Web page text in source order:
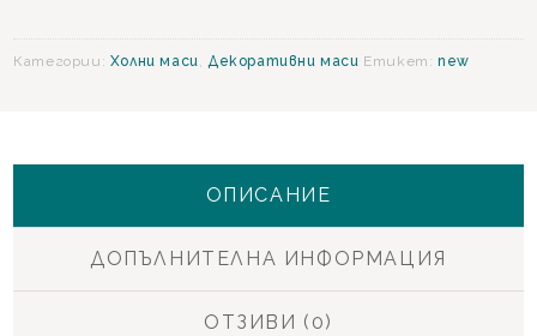
Категории: Холни маси,Декоративни маси Етикет:new
ОПИСАНИЕ
ДОПЪЛНИТЕЛНА ИНФОРМАЦИЯ
ОТЗИВИ (0)